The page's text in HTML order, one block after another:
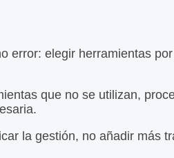
error: elegir herramientas
que no se utilizan,
la gestión, no añadir más